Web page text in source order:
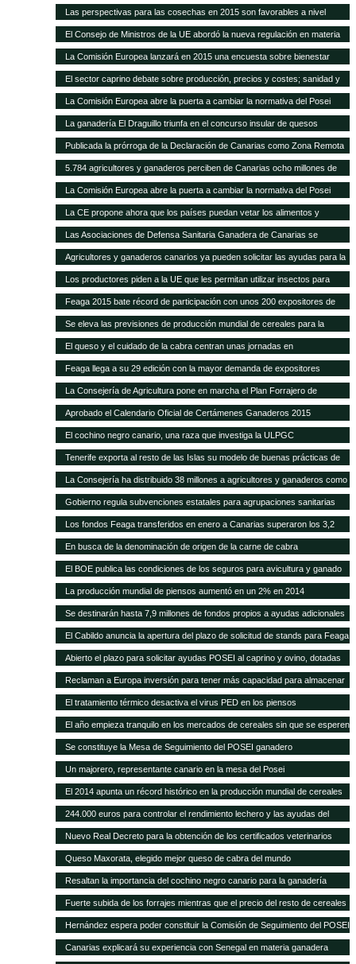
para cereales y oleaginosas
Las perspectivas para las cosechas en 2015 son favorables a nivel
mundial, pero persisten puntos críticos de inseguridad alimentaria
El Consejo de Ministros de la UE abordó la nueva regulación en materia
de sanidad animal
La Comisión Europea lanzará en 2015 una encuesta sobre bienestar
animal
El sector caprino debate sobre producción, precios y costes; sanidad y
comercialización
La Comisión Europea abre la puerta a cambiar la normativa del Posei
La ganadería El Draguillo triunfa en el concurso insular de quesos
Publicada la prórroga de la Declaración de Canarias como Zona Remota
a efectos de la eliminación de subproductos SANDACH hasta junio de
2018
5.784 agricultores y ganaderos perciben de Canarias ocho millones de
euros en ayudas adicionales POSEI
La Comisión Europea abre la puerta a cambiar la normativa del Posei
La CE propone ahora que los países puedan vetar los alimentos y
piensos transgénicos
Las Asociaciones de Defensa Sanitaria Ganadera de Canarias se
reunirán anualmente en la Feria de Fuerteventura
Agricultores y ganaderos canarios ya pueden solicitar las ayudas para la
contratación de seguros agrarios
Los productores piden a la UE que les permitan utilizar insectos para
fabricar piensos
Feaga 2015 bate récord de participación con unos 200 expositores de
empresas, productores locales y gastronomía tradicional
Se eleva las previsiones de producción mundial de cereales para la
campaña 2014-2015
El queso y el cuidado de la cabra centran unas jornadas en
Fuerteventura
Feaga llega a su 29 edición con la mayor demanda de expositores
La Consejería de Agricultura pone en marcha el Plan Forrajero de
Canarias
Aprobado el Calendario Oficial de Certámenes Ganaderos 2015
El cochino negro canario, una raza que investiga la ULPGC
Tenerife exporta al resto de las Islas su modelo de buenas prácticas de
higiene para queserías
La Consejería ha distribuido 38 millones a agricultores y ganaderos como
ayudas adicionales POSEI
Gobierno regula subvenciones estatales para agrupaciones sanitarias
ganaderas
Los fondos Feaga transferidos en enero a Canarias superaron los 3,2
millones
En busca de la denominación de origen de la carne de cabra
El BOE publica las condiciones de los seguros para avicultura y ganado
equino
La producción mundial de piensos aumentó en un 2% en 2014
Se destinarán hasta 7,9 millones de fondos propios a ayudas adicionales
de diversas líneas POSEI
El Cabildo anuncia la apertura del plazo de solicitud de stands para Feaga
2015
Abierto el plazo para solicitar ayudas POSEI al caprino y ovino, dotadas
con seis millones de euros
Reclaman a Europa inversión para tener más capacidad para almacenar
cereal y oleaginosas
El tratamiento térmico desactiva el virus PED en los piensos
El año empieza tranquilo en los mercados de cereales sin que se esperen
cambios en meses
Se constituye la Mesa de Seguimiento del POSEI ganadero
Un majorero, representante canario en la mesa del Posei
El 2014 apunta un récord histórico en la producción mundial de cereales
244.000 euros para controlar el rendimiento lechero y las ayudas del
POSEI
Nuevo Real Decreto para la obtención de los certificados veterinarios
para comercio exterior
Queso Maxorata, elegido mejor queso de cabra del mundo
Resaltan la importancia del cochino negro canario para la ganadería
isleña
Fuerte subida de los forrajes mientras que el precio del resto de cereales
se mantiene fijo
Hernández espera poder constituir la Comisión de Seguimiento del POSEI
ganadero antes de finales de año
Canarias explicará su experiencia con Senegal en materia ganadera